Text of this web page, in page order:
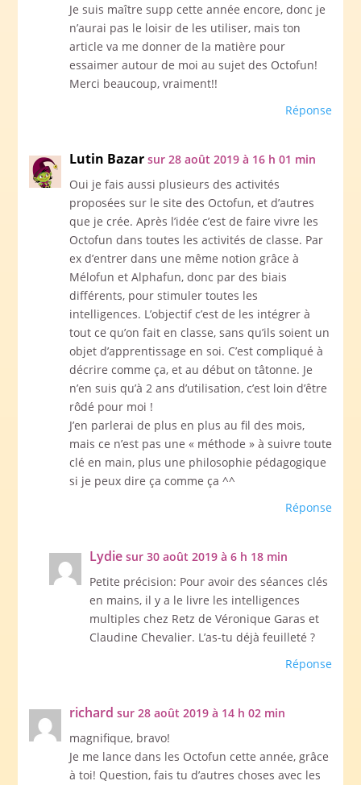
Je suis maître supp cette année encore, donc je
n’aurai pas le loisir de les utiliser, mais ton
article va me donner de la matière pour
essaimer autour de moi au sujet des Octofun!
Merci beaucoup, vraiment!!
Réponse
Lutin Bazar sur 28 août 2019 à 16 h 01 min
Oui je fais aussi plusieurs des activités
proposées sur le site des Octofun, et d’autres
que je crée. Après l’idée c’est de faire vivre les
Octofun dans toutes les activités de classe. Par
ex d’entrer dans une même notion grâce à
Mélofun et Alphafun, donc par des biais
différents, pour stimuler toutes les
intelligences. L’objectif c’est de les intégrer à
tout ce qu’on fait en classe, sans qu’ils soient un
objet d’apprentissage en soi. C’est compliqué à
décrire comme ça, et au début on tâtonne. Je
n’en suis qu’à 2 ans d’utilisation, c’est loin d’être
rôdé pour moi !
J’en parlerai de plus en plus au fil des mois,
mais ce n’est pas une « méthode » à suivre toute
clé en main, plus une philosophie pédagogique
si je peux dire ça comme ça ^^
Réponse
Lydie sur 30 août 2019 à 6 h 18 min
Petite précision: Pour avoir des séances clés
en mains, il y a le livre les intelligences
multiples chez Retz de Véronique Garas et
Claudine Chevalier. L’as-tu déjà feuilleté ?
Réponse
richard sur 28 août 2019 à 14 h 02 min
magnifique, bravo!
Je me lance dans les Octofun cette année, grâce
à toi! Question, fais tu d’autres choses avec les